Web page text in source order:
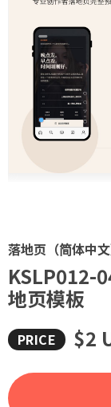
落地页（简体中文
KSLP012-
地页模板
$2